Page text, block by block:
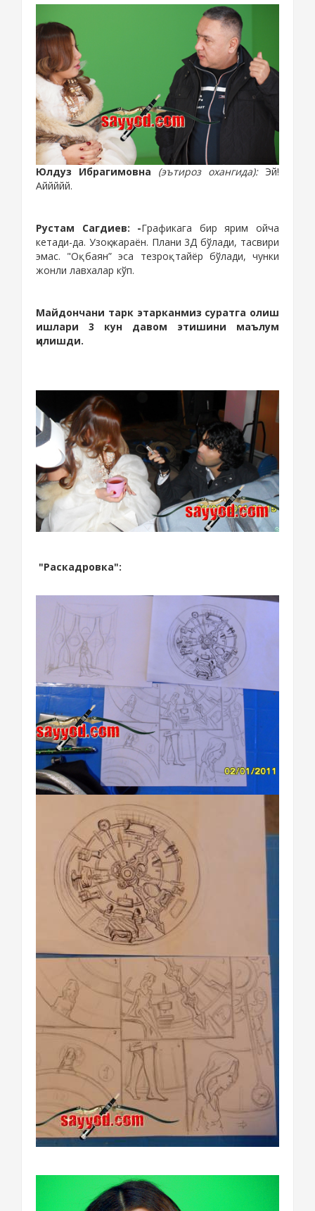
Юлдуз Ибрагимовна (эътироз охангида): Эй!
Аййййй.
Рустам Сагдиев: -Графикага бир ярим ойча
кетади-да. Узоқ жараён. Плани 3Д бўлади, тасвири
эмас. "Оқ баян”эса тезроқ тайёр бўлади, чунки
жонли лавхалар кўп.
Майдончани тарк этарканмиз суратга олиш
ишлари 3 кун давом этишини маълум
қилишди.
"Раскадровка":